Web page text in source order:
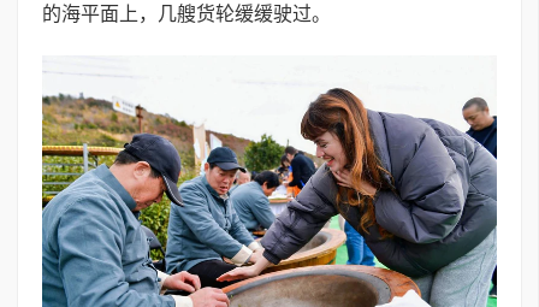
的海平面上，几艘货轮缓缓驶过。